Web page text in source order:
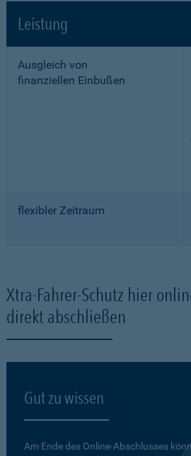
Leistung
Ausgleich von
finanziellen Einbußen
flexibler Zeitraum
Xtra-Fahrer-Schutz hier
direkt abschließen
Gut zu wissen
Am Ende des Online-Abschlusses